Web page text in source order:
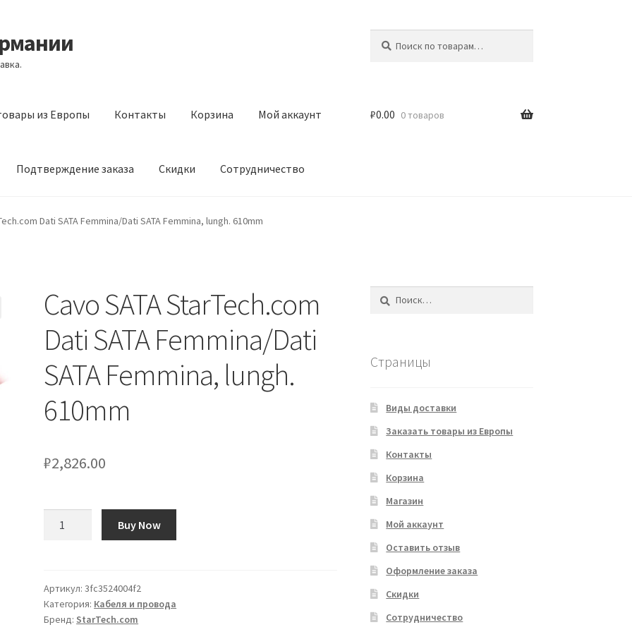
из Европы Контакты Корзина Мой аккаунт
Подтверждение заказа Скидки Сотрудничество
Европы Контакты Корзина Мой аккаунт Оставить отзыв
₽0.00 0 товаров
Dati SATA Femmina/Dati SATA Femmina, lungh. 610mm
Cavo SATA StarTech.com
Dati SATA Femmina/Dati
SATA Femmina, lungh.
610mm
₽2,826.00
StarTech.com
Dati
SATA
Buy Now
Артикул:3fc3524004f2
Категория: Кабеля и провода
Бренд: StarTech.com
Страницы
Виды доставки
Заказать товары из Европы
Контакты
Корзина
Магазин
Мой аккаунт
Оставить отзыв
Оформление заказа
Скидки
Сотрудничество